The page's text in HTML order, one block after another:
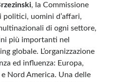
, la Commissione
politici, uomini d’affari,
di ogni settore,
più importanti nel
globale. L’organizzazione
ed influenza: Europa,
e Nord America. Una delle